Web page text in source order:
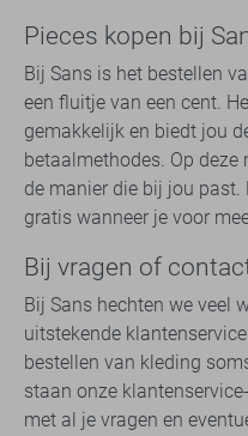
Pieces kopen bij
Bij Sans is het bestellen
een fluitje van een cent.
gemakkelijk en biedt jou
betaalmethodes. Op
de manier die bij jou past.
gratis wanneer je voor
Bij vragen of
Bij Sans hechten we veel
uitstekende
bestellen van kleding
staan onze
met al je vragen en